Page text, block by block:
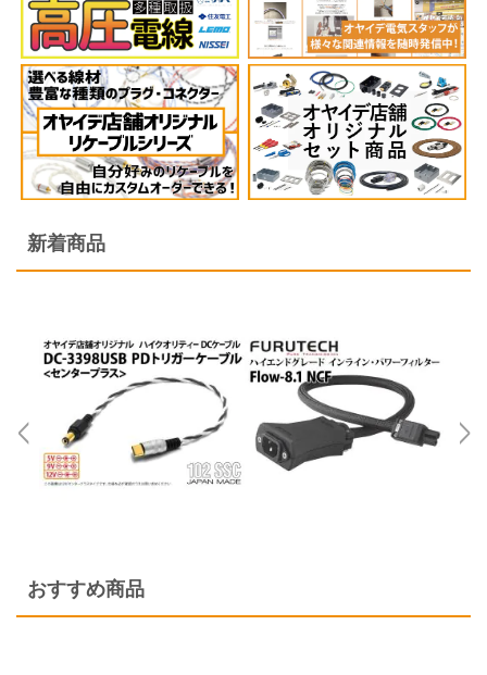
シールド・ロボットケーブル
高周波同軸ケーブル・コネクター
消防・通信計装・電話・USB・ネットワークLAN
屋内配線・電力ケーブル
リボン・ツイスト・フラットケーブル
平編銅線
スイッチ・電気設備
EMC・ノイズ対策製品
プラスチックボビン
ケミカル製品
ヒートガン･シュリンク関連
テスター・その他工具
自作セット商品
楽器用ケーブル・その他商品
グランドボックス（仮想アース装置）
アナログ･レコードアクセサリー
インシュレーター・スパイク・スタビライザー
シート・テープ
各種チューブ
オヤイデ店舗限定オリジナルリケーブル
SONG'S-AUDIO
DTM・レコーディング向け
インターコネクトケーブル(RCA)
インターコネクトケーブル(XLR)
インターコネクトケーブル（1/4インチフォーン）
各種コネクター
切り売りケーブル
スピーカーケーブル
スピーカーケーブル切り売り
インターコネクトケーブル（RCA）
インターコネクトケーブル（XLR）
デジタルケーブル
デジタルケーブル切り売り
インターコネクトケーブル（XLR）
インターコネクトケーブル（1/4インチフォーン）
切り売りケーブル
各種コネクター
新着商品
おすすめ商品